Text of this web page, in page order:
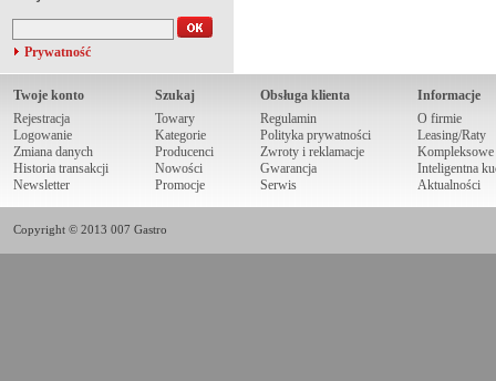
Prywatność
Twoje konto
Rejestracja
Logowanie
Zmiana danych
Historia transakcji
Newsletter
Szukaj
Towary
Kategorie
Producenci
Nowości
Promocje
Obsługa klienta
Regulamin
Polityka prywatności
Zwroty i reklamacje
Gwarancja
Serwis
Informacje
O firmie
Leasing/Raty
Kompleksowe
Inteligentna
Aktualności
Copyright © 2013 007 Gastro